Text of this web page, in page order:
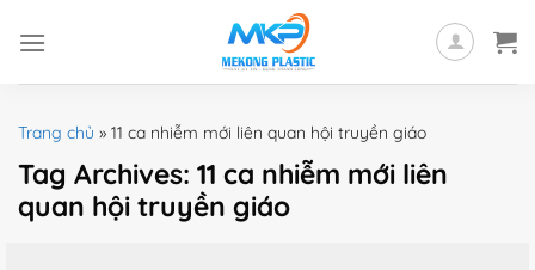
Trang chủ » 11 ca nhiễm mới liên quan hội truyền giáo
Tag Archives: 11 ca nhiễm mới liên
quan hội truyền giáo